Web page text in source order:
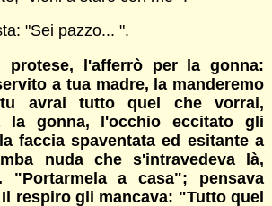
"Sei pazzo... ".
l'afferrò per la gonna:
a tua madre, la manderemo
avrai tutto quel che vorrai,
la gonna, l'occhio eccitato gli
faccia spaventata ed esitante a
nuda che s'intravedeva là,
"Portarmela a casa"; pensava
respiro gli mancava: "Tutto quel